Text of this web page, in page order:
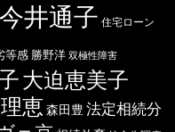
今井通子 住宅ローン
等感 勝野洋 双極性障害
大迫恵美子
恵 森田豊 法定相続分